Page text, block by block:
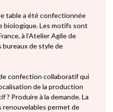
table a été confectionnée
biologique. Les motifs sont
à l’Atelier Agile de
bureaux de style de
confection collaboratif qui
de la production
? Produire à la demande. La
permet de